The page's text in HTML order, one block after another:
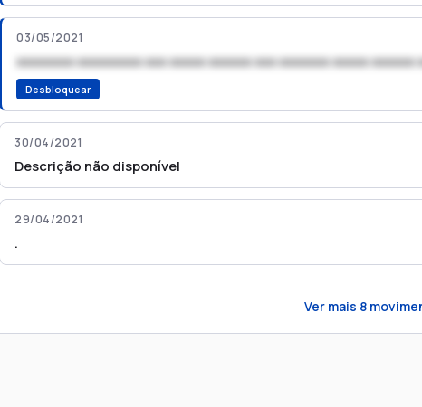
03/05/2021
xxxxxxxx xxxxxxxxx xxx xxxxx xxxxxx xxx xxxxxxx xxxxx xxxxxx
Desbloquear
30/04/2021
Descrição não disponível
29/04/2021
.
Ver mais 8